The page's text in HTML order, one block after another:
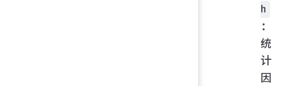
h
：
统
计
因